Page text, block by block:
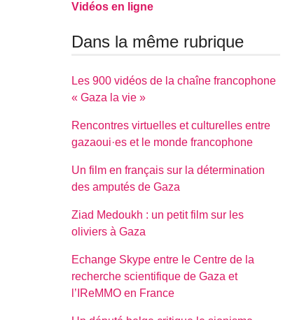
Vidéos en ligne
Dans la même rubrique
Les 900 vidéos de la chaîne francophone
« Gaza la vie »
Rencontres virtuelles et culturelles entre
gazaoui·es et le monde francophone
Un film en français sur la détermination
des amputés de Gaza
Ziad Medoukh : un petit film sur les
oliviers à Gaza
Echange Skype entre le Centre de la
recherche scientifique de Gaza et
l’IReMMO en France